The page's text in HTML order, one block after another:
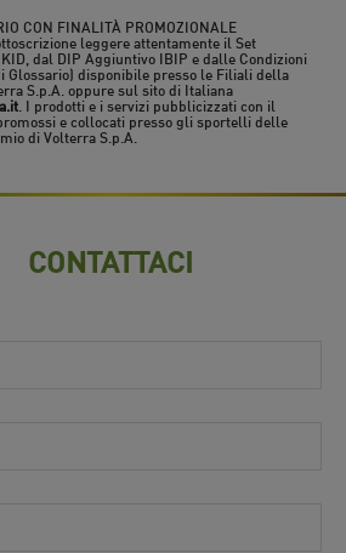
CON FINALITÀ PROMOZIONALE
leggere attentamente il Set
dal DIP Aggiuntivo IBIP e dalle Condizioni
Glossario) disponibile presso le Filiali della
S.p.A. oppure sul sito di Italiana
. I prodotti e i servizi pubblicizzati con il
e collocati presso gli sportelli delle
di Volterra S.p.A.
CONTATTACI